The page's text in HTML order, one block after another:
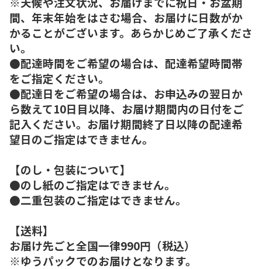
間、年末年始をはさむ場合、お届けに日数がか
かることがございます。あらかじめご了承くださ
い。
●配達時間をご希望の場合は、配達希望時間帯
をご指定ください。
●配達日をご希望の場合は、お申込みの翌日か
ら数えて10日目以降、お届け期間内の日付をご
記入ください。お届け期間終了日以降の配達希
望日のご指定はできません。
【のし・包装について】
●のし紙のご指定はできません。
●二重包装のご指定はできません。
【送料】
お届け先ごと全国一律990円（税込）
※ゆうパックでのお届けとなります。